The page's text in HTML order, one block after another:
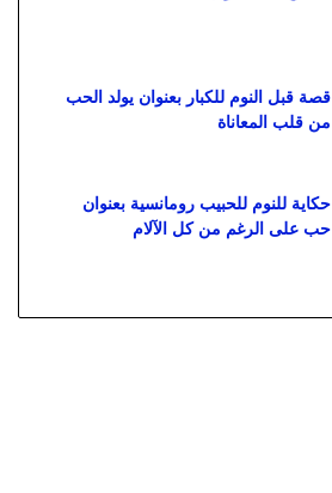
قصة قبل النوم للكبار بعنوان يولد الحب
من قلب المعاناة
حكاية للنوم للحبيب رومانسية بعنوان
حب على الرغم من كل الآلام